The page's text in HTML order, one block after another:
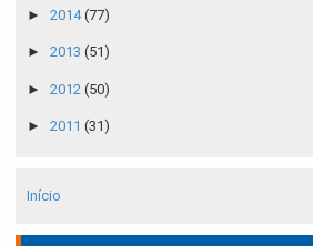
► 2014(77)
► 2013 (51)
► 2012 (50)
► 2011 (31)
Início